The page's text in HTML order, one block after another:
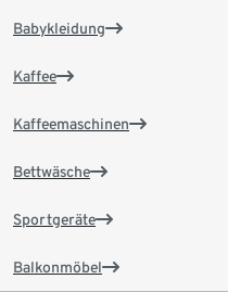
Babykleidung
Kaffee
Kaffeemaschinen
Bettwäsche
Sportgeräte
Balkonmöbel